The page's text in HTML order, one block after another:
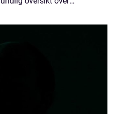
på marknaden. Vi k...